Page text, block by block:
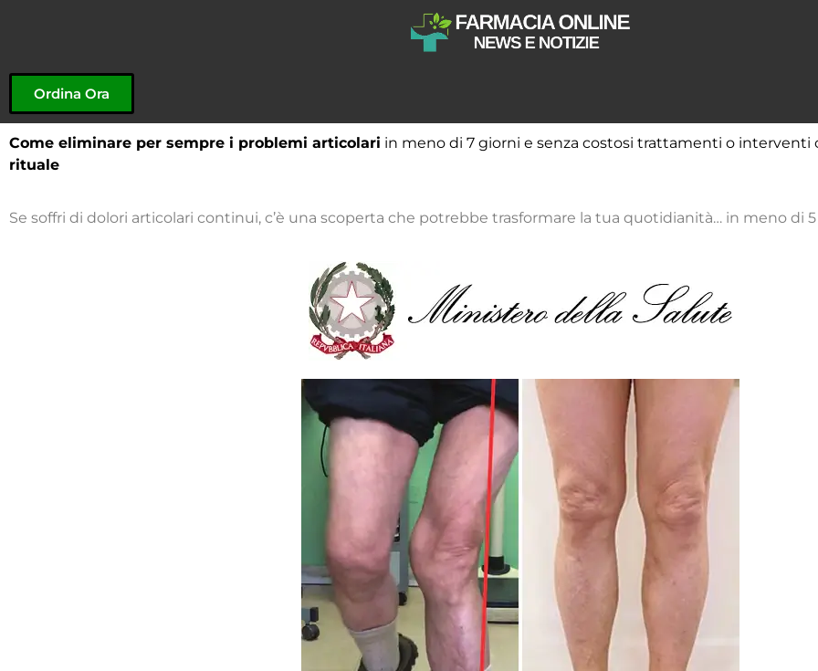
Ordina Ora
Come eliminare per sempre i problemi articolari in meno di 7 giorni e senza costosi trattamenti o interventi
rituale
Se soffri di dolori articolari continui, c’è una scoperta che potrebbe trasformare la tua quotidianità… in meno di